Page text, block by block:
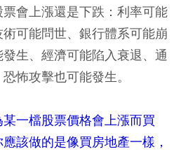
會上漲還是下跌：利率可能
可能問世、銀行體系可能崩
生、經濟可能陷入衰退、通
怖攻擊也可能發生。
一檔股票價格會上漲而買
該做的是像買房地產一樣，